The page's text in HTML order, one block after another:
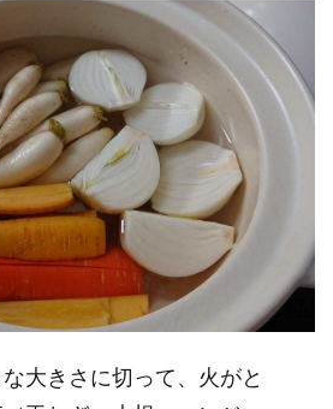
大きさに切って、火がと